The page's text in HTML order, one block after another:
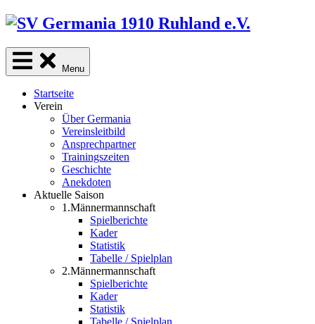
Skip
content
Menu
Startseite
Verein
Über Germania
Vereinsleitbild
Ansprechpartner
Trainingszeiten
Geschichte
Anekdoten
Aktuelle Saison
1.Männermannschaft
Spielberichte
Kader
Statistik
Tabelle / Spielplan
2.Männermannschaft
Spielberichte
Kader
Statistik
Tabelle / Spielplan